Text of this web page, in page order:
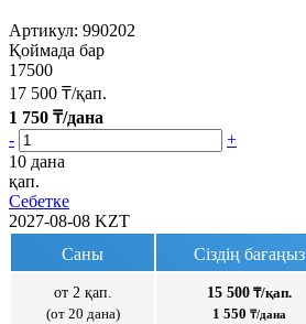
Артикул: 990202
Қоймада бар
17500
17 500 ₸/қап.
1 750 ₸/дана
-
+
10 дана
қап.
Себетке
2027-08-08 KZT
Саны
Сіздің бағаңыз
от 2 қап.
(от 20 дана)
15 500 ₸/қап.
1 550 ₸/дана